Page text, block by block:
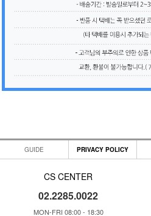
GUIDE PRIVACY POLICY
CS CENTER
02.2285.0022
MON-FRI 08:00 - 18:30